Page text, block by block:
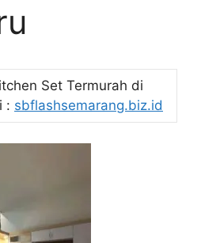
Set Termurah di
: sbflashsemarang.biz.id